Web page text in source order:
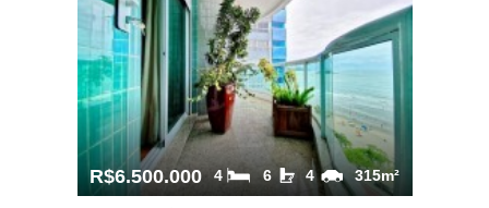
R$6.500.000 315m²
4
6
4